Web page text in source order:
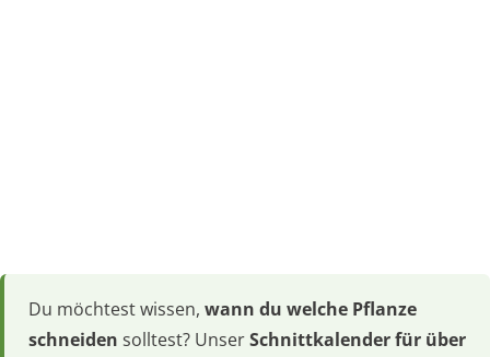
Du möchtest wissen, wann du welche Pflanze
schneiden solltest? UnserSchnittkalender für über